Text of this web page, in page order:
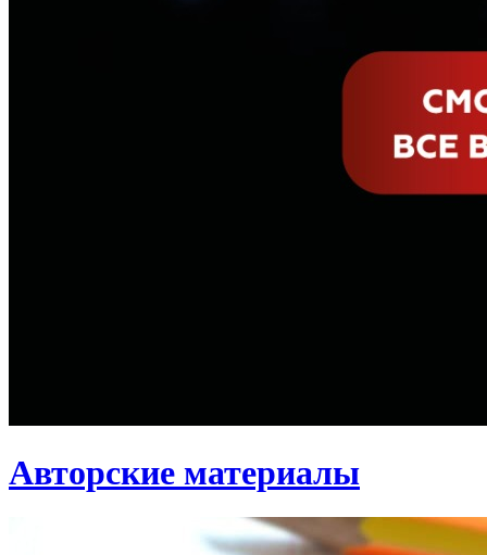
Авторские материалы